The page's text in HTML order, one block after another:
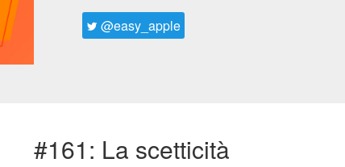
@easy_apple
#161: La scetticità